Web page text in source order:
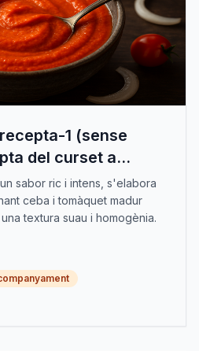
1 (sense
del curset a
sabor ric i intens, s'elabora
ceba i tomàquet madur
textura suau i homogènia.